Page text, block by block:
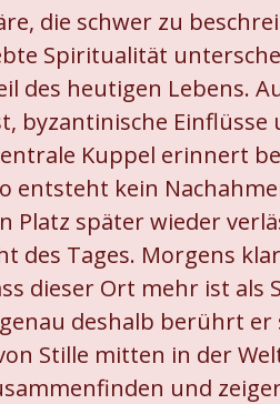
die schwer zu
Spiritualität
des heutigen Lebens.
byzantinische
Kuppel erinnert
entsteht kein
Platz später wieder
des Tages. Morgens
dieser Ort mehr ist als
deshalb berührt
Stille mitten in der
und